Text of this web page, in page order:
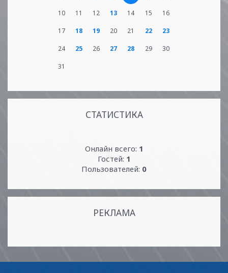
10 11 12 13 14 15 16
17 18 19 20 21 22 23
24 25 26 27 28 29 30
31
СТАТИСТИКА
Онлайн всего: 1
Гостей: 1
Пользователей: 0
РЕКЛАМА